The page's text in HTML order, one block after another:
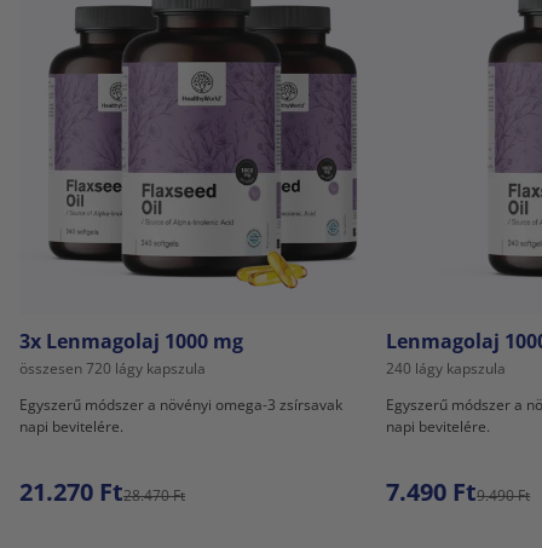
3x Lenmagolaj 1000 mg
összesen 720 lágy kapszula
Egyszerű módszer a növényi omega-3 zsírsavak
napi bevitelére.
21.270 Ft28.470 Ft
Lenmagolaj
240 lágy kapszula
Egyszerű módszer a
napi bevitelére.
7.490 Ft9.490 Ft